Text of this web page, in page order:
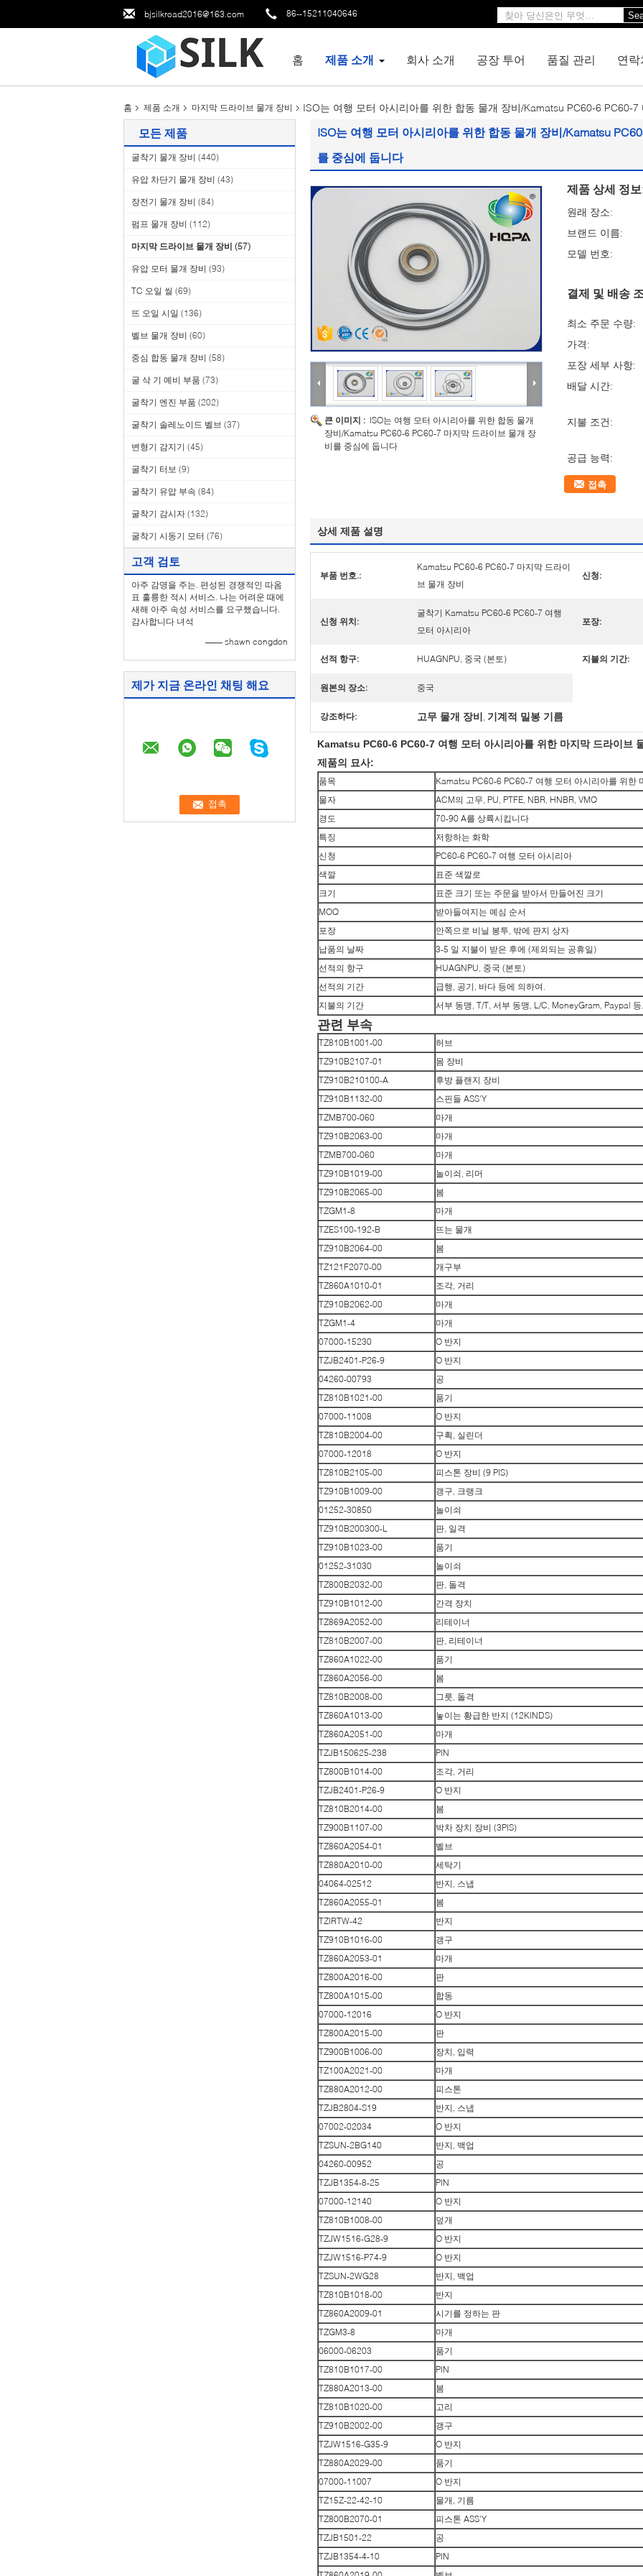
bjsilkroad2016@163.com 86--15211040646
홈 제품 소개 회사 소개 공장 투어 품질 관리 연락
홈 제품 소개 마지막 드라이브 물개 장비 ISO는 여행 모터 아시리아를 위한 합동 물개 장비/Kamatsu PC60-6 PC60-
모든 제품
굴착기 물개 장비 (440)
유압 차단기 물개 장비 (43)
장전기 물개 장비 (84)
펌프 물개 장비 (112)
마지막 드라이브 물개 장비 (57)
유압 모터 물개 장비 (93)
TC 오일 씰 (69)
뜨 오일 시일 (136)
벨브 물개 장비 (60)
중심 합동 물개 장비 (58)
굴 삭 기 예비 부품 (73)
굴착기 엔진 부품 (202)
굴착기 솔레노이드 벨브 (37)
변형기 감지기 (45)
굴착기 터보 (9)
굴착기 유압 부속 (84)
굴착기 감시자 (132)
굴착기 시동기 모터 (76)
고객 검토
아주 감명을 주는. 편성된 경쟁적인 따옴
표 훌륭한 적시 서비스. 나는 어려운 때에
새해 아주 속성 서비스를 요구했습니다.
감사합니다 녀석
—— shawn congdon
제가 지금 온라인 채팅 해요
ISO는 여행 모터 아시리아를 위한 합동 물개 장비/Kamatsu
를 중심에 둡니다
큰 이미지 : ISO는 여행 모터 아시리아를 위한 합동 물개
장비/Kamatsu PC60-6 PC60-7 마지막 드라이브 물개 장
비를 중심에 둡니다
제품 상세 정
원래 장소:
브랜드 이름:
모델 번호:
결제 및 배송
최소 주문 수량:
가격:
포장 세부 사항:
배달 시간:
지불 조건:
공급 능력:
접촉
상세 제품 설명
부품 번호.:
Kamatsu PC60-6 PC60-7 마지막 드라이
브 물개 장비
신청:
신청 위치:
굴착기 Kamatsu PC60-6 PC60-7 여행
모터 아시리아
포장:
선적 항구: HUAGNPU, 중국 (본토) 지불의 기간:
원본의 장소: 중국
강조하다: 고무 물개 장비 기계적 밀봉 기름
Kamatsu PC60-6 PC60-7 여행 모터 아시리아를 위한 마지막 드라이브
제품의 묘사:
품목
Kamatsu PC60-6 PC60-7 여행 모터 아시리아를 위한
물자
ACM의 고무, PU, PTFE, NBR, HNBR, VMQ
경도
70-90 A를 상륙시킵니다
특징
저항하는 화학
신청
PC60-6 PC60-7 여행 모터 아시리아
색깔
표준 색깔로
크기
표준 크기 또는 주문을 받아서 만들어진 크기
MOQ
받아들여지는 예심 순서
포장
안쪽으로 비닐 봉투, 밖에 판지 상자
납품의 날짜
3-5 일 지불이 받은 후에 (제외되는 공휴일)
선적의 항구
HUAGNPU, 중국 (본토)
선적의 기간
급행, 공기, 바다 등에 의하여.
지불의 기간
서부 동맹, T/T, 서부 동맹, L/C, MoneyGram, Paypal 등.
관련 부속
TZ810B1001-00
허브
TZ910B2107-01
몸 장비
TZ910B210100-A
후방 플랜지 장비
TZ910B1132-00
스핀들 ASS'Y
TZMB700-060
마개
TZ910B2063-00
마개
TZMB700-060
마개
TZ910B1019-00
놀이쇠, 리머
TZ910B2065-00
봄
TZGM1-8
마개
TZES100-192-B
뜨는 물개
TZ910B2064-00
봄
TZ121F2070-00
개구부
TZ860A1010-01
조각, 거리
TZ910B2062-00
마개
TZGM1-4
마개
07000-15230
O 반지
TZJB2401-P26-9
O 반지
04260-00793
공
TZ810B1021-00
품기
07000-11008
O 반지
TZ810B2004-00
구획, 실린더
07000-12018
O 반지
TZ810B2105-00
피스톤 장비 (9 PIS)
TZ910B1009-00
갱구, 크랭크
01252-30850
놀이쇠
TZ910B200300-L
판, 일격
TZ910B1023-00
품기
01252-31030
놀이쇠
TZ800B2032-00
판, 돌격
TZ910B1012-00
간격 장치
TZ869A2052-00
리테이너
TZ810B2007-00
판, 리테이너
TZ860A1022-00
품기
TZ860A2056-00
봄
TZ810B2008-00
그릇, 돌격
TZ860A1013-00
놓이는 황급한 반지 (12KINDS)
TZ860A2051-00
마개
TZJB150625-238
PIN
TZ800B1014-00
조각, 거리
TZJB2401-P26-9
O 반지
TZ810B2014-00
봄
TZ900B1107-00
박차 장치 장비 (3PIS)
TZ860A2054-01
벨브
TZ880A2010-00
세탁기
04064-02512
반지, 스냅
TZ860A2055-01
봄
TZIRTW-42
반지
TZ910B1016-00
갱구
TZ860A2053-01
마개
TZ800A2016-00
판
TZ800A1015-00
합동
07000-12016
O 반지
TZ800A2015-00
판
TZ900B1006-00
장치, 입력
TZ100A2021-00
마개
TZ880A2012-00
피스톤
TZJB2804-S19
반지, 스냅
07002-02034
O 반지
TZSUN-2BG140
반지, 백업
04260-00952
공
TZJB1354-8-25
PIN
07000-12140
O 반지
TZ810B1008-00
덮개
TZJW1516-G28-9
O 반지
TZJW1516-P74-9
O 반지
TZSUN-2WG28
반지, 백업
TZ810B1018-00
반지
TZ860A2009-01
시기를 정하는 판
TZGM3-8
마개
06000-06203
품기
TZ810B1017-00
PIN
TZ880A2013-00
봄
TZ810B1020-00
고리
TZ910B2002-00
갱구
TZJW1516-G35-9
O 반지
TZ880A2029-00
품기
07000-11007
O 반지
TZ15Z-22-42-10
물개, 기름
TZ800B2070-01
피스톤 ASS'Y
TZJB1501-22
공
TZJB1354-4-10
PIN